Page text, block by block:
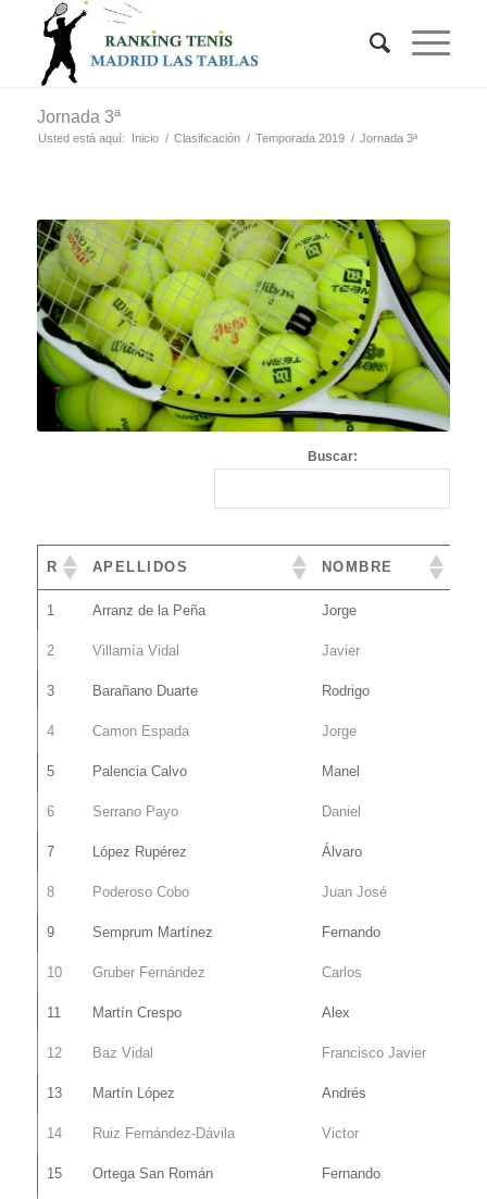
Jornada 3ª
Usted está aquí: Inicio / Clasificación / Temporada 2019 / Jornada 3ª
Buscar:
R APELLIDOS NOMBRE
1 Arranz de la Peña Jorge
2 Villamía Vidal Javier
3 Barañano Duarte Rodrigo
4 Camon Espada Jorge
5 Palencia Calvo Manel
6 Serrano Payo Daniel
7 López Rupérez Álvaro
8 Poderoso Cobo Juan José
9 Semprum Martínez Fernando
10 Gruber Fernández Carlos
11 Martín Crespo Alex
12 Baz Vidal Francisco Javier
13 Martín López Andrés
14 Ruiz Fernández-Dávila Victor
15 Ortega San Román Fernando